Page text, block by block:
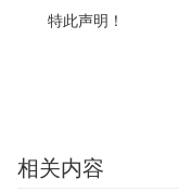
特此声明！
相关内容